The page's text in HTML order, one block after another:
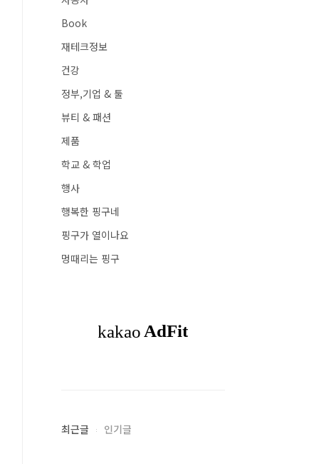
Book
재테크정보
건강
정부,기업 & 툴
뷰티 & 패션
제품
학교 & 학업
행사
행복한 핑구네
핑구가 열이나요
멍때리는 핑구
최근글 인기글